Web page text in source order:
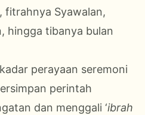
fitrahnya Syawalan,
hingga tibanya bulan
perayaan seremoni
perintah
dan menggali ‘ibrah